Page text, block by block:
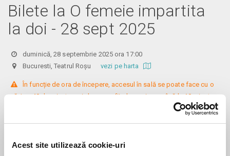
Acest site utilizează cookie-uri
Bilete la O femeie impartita
la doi - 28 sept 2025
duminică, 28 septembrie 2025 ora 17:00
Bucuresti, Teatrul Roșu vezi pe harta
În funcție de ora de începere, accesul în sală se poate face cu o
oră / cu 40 de minute mai devreme, fiind permis cu până la 10 minute
înainte de spectacol. Așezarea se realizează la mese de 2 (nr. limitat), 3
Informații suplimentare, la nr. de telefon 0773 825 249.